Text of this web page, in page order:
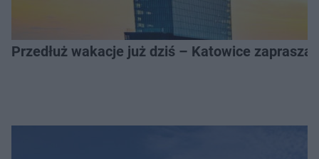
Przedłuż wakacje już dziś – Katowice